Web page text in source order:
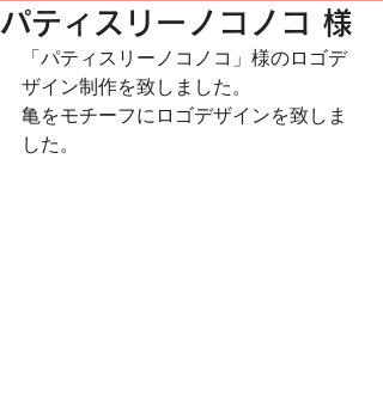
パティスリーノコノコ 様
「パティスリーノコノコ」様のロゴデ
ザイン制作を致しました。
亀をモチーフにロゴデザインを致しま
した。